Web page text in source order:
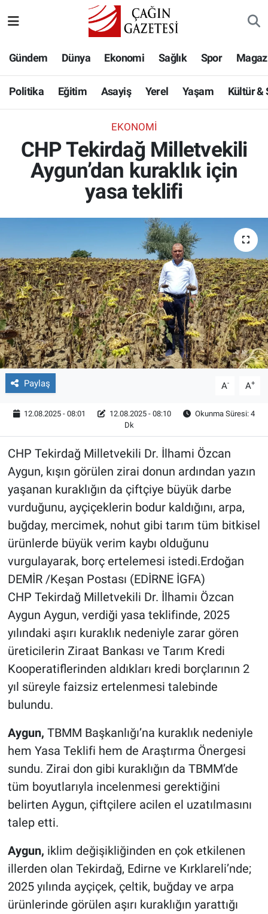
Gündem Dünya Ekonomi Sağlık Spor
Politika Eğitim Asayiş Yerel Yaşam Kültür &
EKONOMI
CHP Tekirdağ Milletvekili
Aygun’dan kuraklık için
yasa teklifi
Paylaş A- A+
12.08.2025 - 08:01 12.08.2025 - 08:10
Okunma Süresi: 4
Dk
CHP Tekirdağ Milletvekili Dr. İlhami Özcan
Aygun, kışın görülen zirai donun ardından yazın
yaşanan kuraklığın da çiftçiye büyük darbe
vurduğunu, ayçiçeklerin bodur kaldığını, arpa,
buğday, mercimek, nohut gibi tarım tüm bitkisel
ürünlerde büyük verim kaybı olduğunu
vurgulayarak, borç ertelemesi istedi.Erdoğan
DEMİR /Keşan Postası (EDİRNE İGFA)
CHP Tekirdağ Milletvekili Dr. İlhamiı Özcan
Aygun Aygun, verdiği yasa teklifinde, 2025
yılındaki aşırı kuraklık nedeniyle zarar gören
üreticilerin Ziraat Bankası ve Tarım Kredi
Kooperatiflerinden aldıkları kredi borçlarının 2
yıl süreyle faizsiz ertelenmesi talebinde
bulundu.
Aygun, TBMM Başkanlığı’na kuraklık nedeniyle
hem Yasa Teklifi hem de Araştırma Önergesi
sundu. Zirai don gibi kuraklığın da TBMM’de
tüm boyutlarıyla incelenmesi gerektiğini
belirten Aygun, çiftçilere acilen el uzatılmasını
talep etti.
Aygun, iklim değişikliğinden en çok etkilenen
illerden olan Tekirdağ, Edirne ve Kırklareli’nde;
2025 yılında ayçiçek, çeltik, buğday ve arpa
ürünlerinde görülen aşırı kuraklığın yarattığı
Eğitim
Asayiş
Yaşam
Kültür & Sanat
Köşe Yazıları
Röportaj
Video Galeri
Hava Durumu
Namaz Vakitleri
Süper Lig Puan Durumu ve Fikstür
Tüm Manşetler
Haber Arşivi